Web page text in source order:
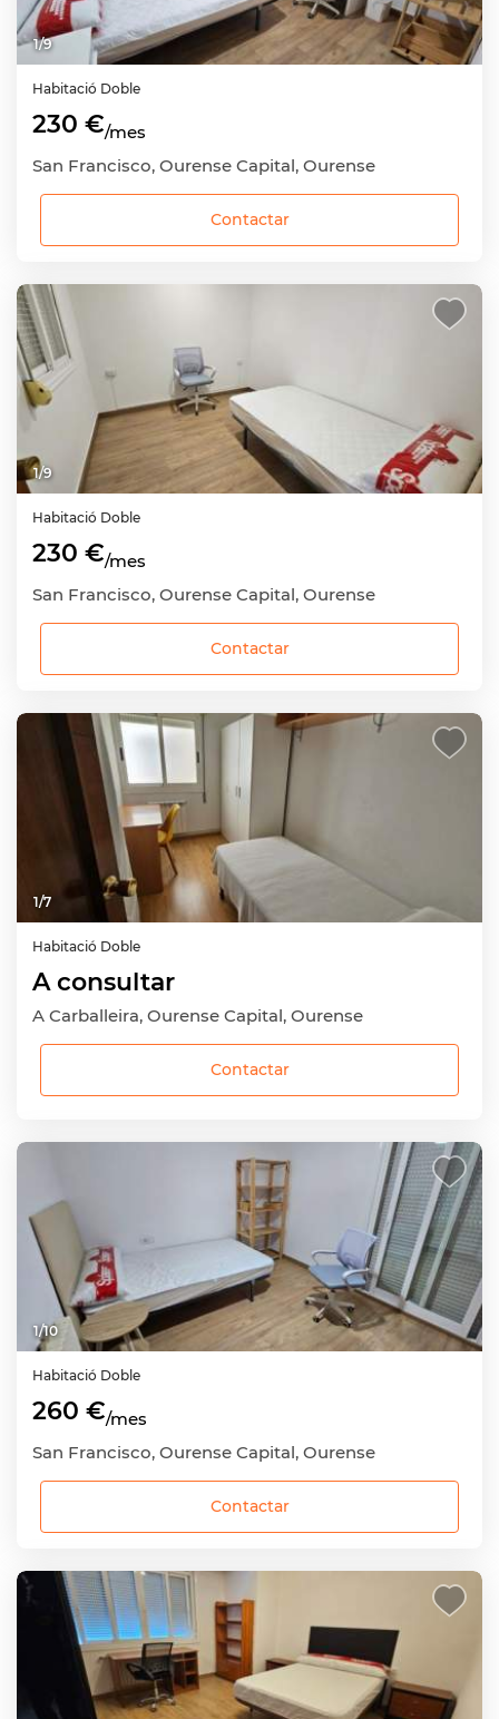
1/9
Habitació Doble
230 €/mes
San Francisco, Ourense Capital, Ourense
Contactar
1/9
Habitació Doble
230 €/mes
San Francisco, Ourense Capital, Ourense
Contactar
1/7
Habitació Doble
A consultar
A Carballeira, Ourense Capital, Ourense
Contactar
1/10
Habitació Doble
260 €/mes
San Francisco, Ourense Capital, Ourense
Contactar